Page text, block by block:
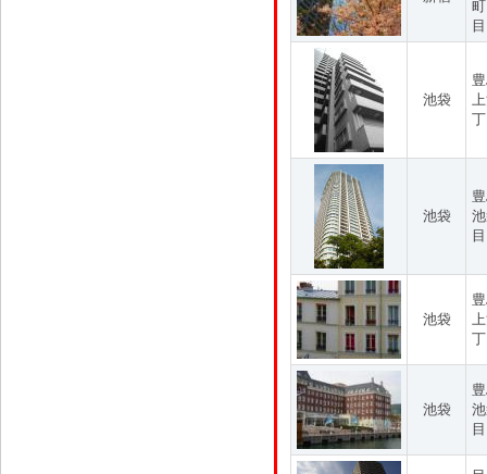
目
池袋
池袋
目
池袋
池袋